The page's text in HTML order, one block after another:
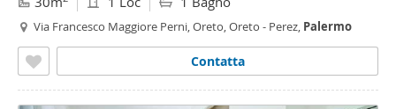
Via Francesco Maggiore Perni, Oreto, Oreto - Perez, Palermo
Contatta